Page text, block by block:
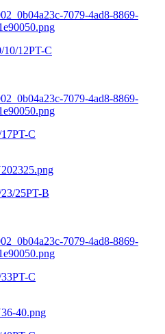
10/12PT-C
C
25PT-B
C